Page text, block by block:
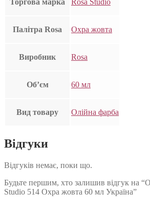
Торгова марка Rosa Studio
Палітра Rosa Охра жовта
Виробник Rosa
Об’єм 60 мл
Вид товару Олійна фарба
Відгуки
Відгуків немає, поки що.
Будьте першим, хто залишив відгук на
Studio 514 Охра жовта 60 мл Україна”